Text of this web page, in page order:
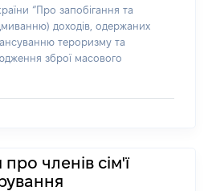
“Про запобігання та
доходів, одержаних
тероризму та
зброї масового
членів сім'ї